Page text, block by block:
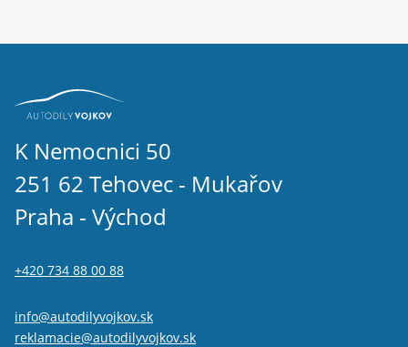
K Nemocnici 50
251 62 Tehovec - Mukařov
Praha - Východ
+420 734 88 00 88
info@autodilyvojkov.sk
reklamacie@autodilyvojkov.sk